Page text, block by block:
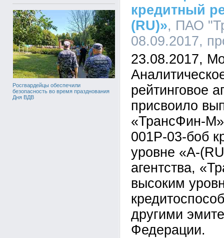
Росгвардейцы обеспечили
безопасность во время празднования
Дня ВДВ
кредитный
(RU)», ПАО
08.09.2017,
23.08.2017,
рейтинговое
присвоило
«ТрансФин-
001Р-03-боб
уровне «А-
агентства,
высоким
другими
Федерации.